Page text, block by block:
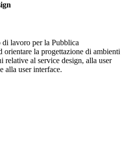
di lavoro per la Pubblica
orientare la progettazione di ambienti
al service design, alla user
alla user interface.